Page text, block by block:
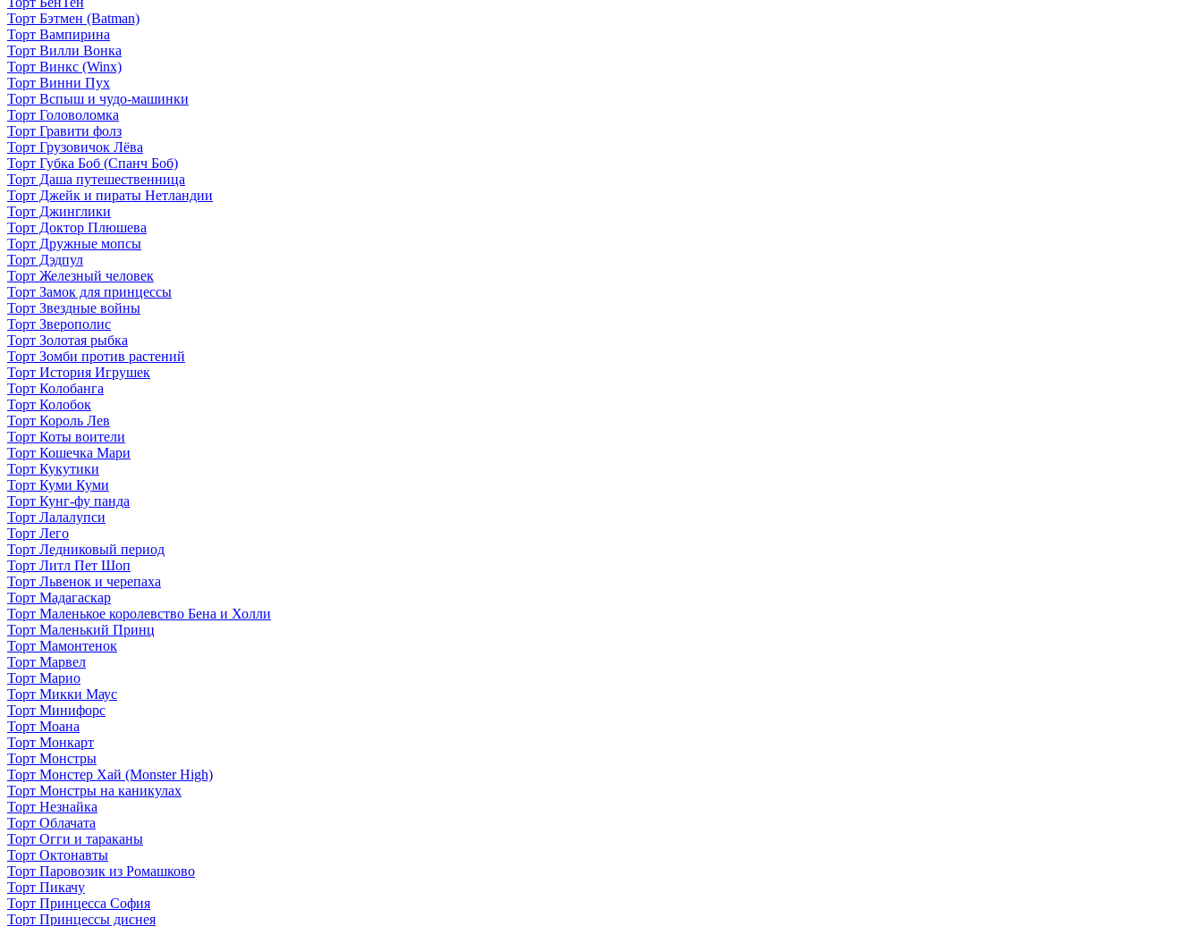
Торт Бэтмен (Batman)
Торт Вампирина
Торт Вилли Вонка
Торт Винкс (Winx)
Торт Винни Пух
Торт Вспыш и чудо-машинки
Торт Головоломка
Торт Гравити фолз
Торт Грузовичок Лёва
Торт Губка Боб (Спанч Боб)
Торт Даша путешественница
Торт Джейк и пираты Нетландии
Торт Джинглики
Торт Доктор Плюшева
Торт Дружные мопсы
Торт Дэдпул
Торт Железный человек
Торт Замок для принцессы
Торт Звездные войны
Торт Зверополис
Торт Золотая рыбка
Торт Зомби против растений
Торт История Игрушек
Торт Колобанга
Торт Колобок
Торт Король Лев
Торт Коты воители
Торт Кошечка Мари
Торт Кукутики
Торт Куми Куми
Торт Кунг-фу панда
Торт Лалалупси
Торт Лего
Торт Ледниковый период
Торт Литл Пет Шоп
Торт Львенок и черепаха
Торт Мадагаскар
Торт Маленькое королевство Бена и Холли
Торт Маленький Принц
Торт Мамонтенок
Торт Марвел
Торт Марио
Торт Микки Маус
Торт Минифорс
Торт Моана
Торт Монкарт
Торт Монстры
Торт Монстер Хай (Monster High)
Торт Монстры на каникулах
Торт Незнайка
Торт Облачата
Торт Огги и тараканы
Торт Октонавты
Торт Паровозик из Ромашково
Торт Пикачу
Торт Принцесса София
Торт Принцессы диснея